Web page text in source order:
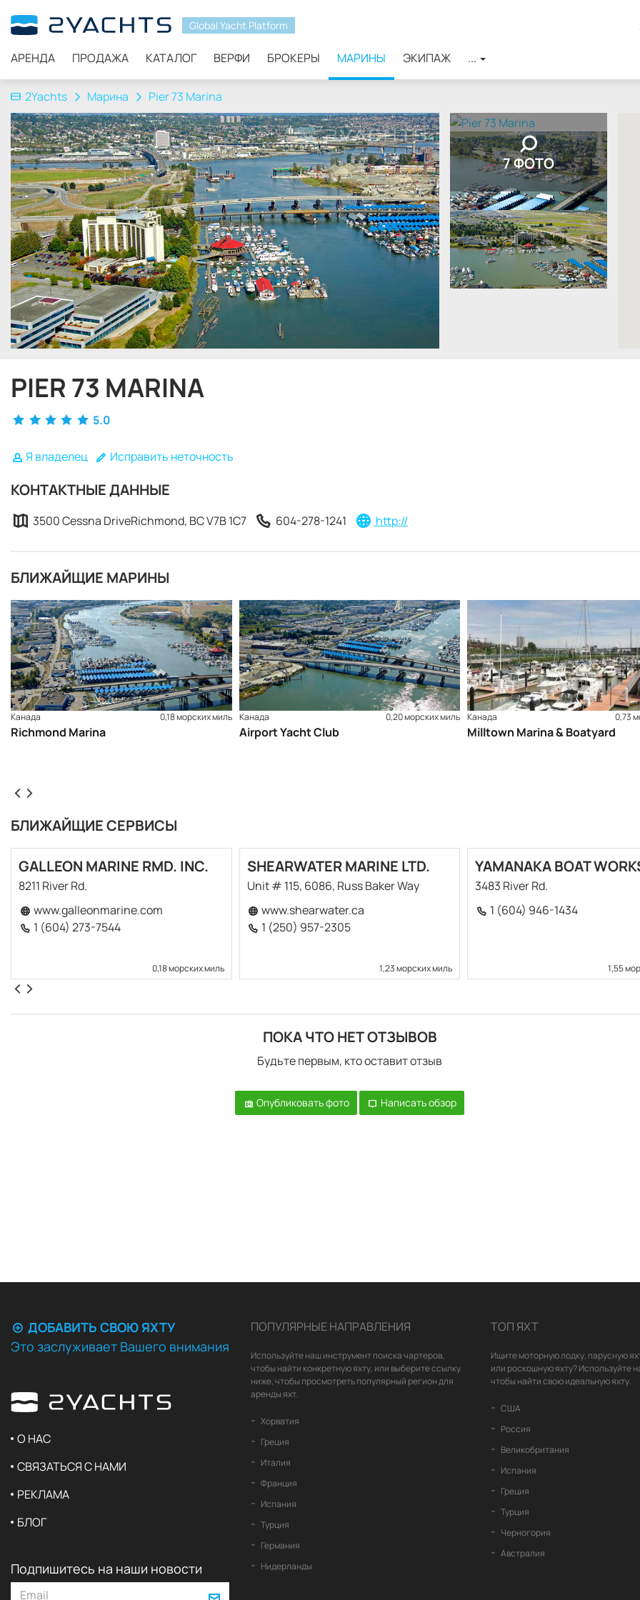
Global Yacht Platform
АРЕНДА ПРОДАЖА КАТАЛОГ ВЕРФИ БРОКЕРЫ МАРИНЫ ЭКИПАЖ ...
2Yachts Марина Pier 73 Marina
7 ФОТО
PIER 73 MARINA
5.0
Я владелец Исправить неточность
КОНТАКТНЫЕ ДАННЫЕ
3500 Cessna DriveRichmond, BC V7B 1C7 604-278-1241 http://
БЛИЖАЙЩИЕ МАРИНЫ
Канада 0,18 морских миль
Richmond Marina
Канада 0,20 морских миль
Airport Yacht Club
Канада 0,73
Milltown Marina & Boatyard
БЛИЖАЙЩИЕ СЕРВИСЫ
GALLEON MARINE RMD. INC.
8211 River Rd.
www.galleonmarine.com
1 (604) 273-7544
0,18 морских миль
SHEARWATER MARINE LTD.
Unit # 115, 6086, Russ Baker Way
www.shearwater.ca
1 (250) 957-2305
1,23 морских миль
YAMANAKA BOAT
3483 River Rd.
1 (604) 946-1434
1,55
ПОКА ЧТО НЕТ ОТЗЫВОВ
Будьте первым, кто оставит отзыв
Опубликовать фото Написать обзор
ДОБАВИТЬ СВОЮ ЯХТУ
Это заслуживает Вашего внимания
О НАС
СВЯЗАТЬСЯ С НАМИ
РЕКЛАМА
БЛОГ
Подпишитесь на наши новости
ПОПУЛЯРНЫЕ НАПРАВЛЕНИЯ
Используйте наш инструмент поиска чартеров,
чтобы найти конкретную яхту, или выберите ссылку
ниже, чтобы просмотреть популярный регион для
аренды яхт.
Хорватия
Греция
Италия
Франция
Испания
Турция
Германия
Нидерланды
ТОП ЯХТ
Ищите моторную лодку, парусную
или роскошную яхту? Используйте
чтобы найти свою идеальную яхту.
США
Россия
Великобритания
Испания
Греция
Турция
Черногория
Австралия